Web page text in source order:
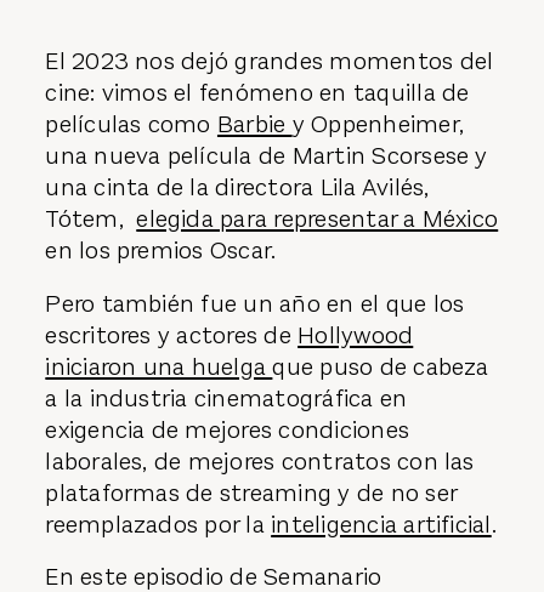
El 2023 nos dejó grandes momentos del
cine: vimos el fenómeno en taquilla de
películas como Barbie y Oppenheimer,
una nueva película de Martin Scorsese y
una cinta de la directora Lila Avilés,
Tótem,elegida para representar a México
en los premios Oscar.
Pero también fue un año en el que los
escritores y actores de Hollywood
iniciaron una huelgaque puso de cabeza
a la industria cinematográfica en
exigencia de mejores condiciones
laborales, de mejores contratos con las
plataformas de streaming y de no ser
reemplazados por la inteligencia artificial.
En este episodio de Semanario